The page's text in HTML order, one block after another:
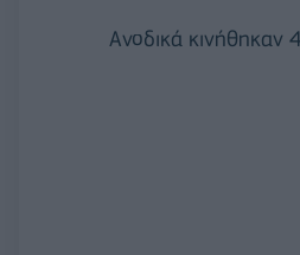
Ανοδικά κινήθηκαν